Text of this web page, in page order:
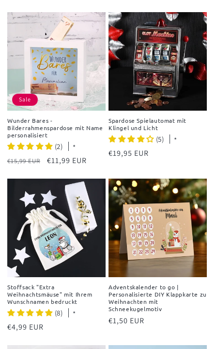
Sale
Wunder Bares -
Bilderrahmenspardose mit Name
personalisiert
(2) *
Normaler
€15,99 EUR Verkaufspreis
€11,99 EUR
Spardose Spielautomat mit
Klingel und Licht
(5) *
Normaler
€19,95 EUR
Stoffsack "Extra
Weihnachtsmäuse" mit Ihrem
Wunschnamen bedruckt
(8) *
Normaler
€4,99 EUR
Adventskalender to go |
Personalisierte DIY Klappkarte zu
Weihnachten mit
Schneekugelmotiv
Normaler
€1,50 EUR